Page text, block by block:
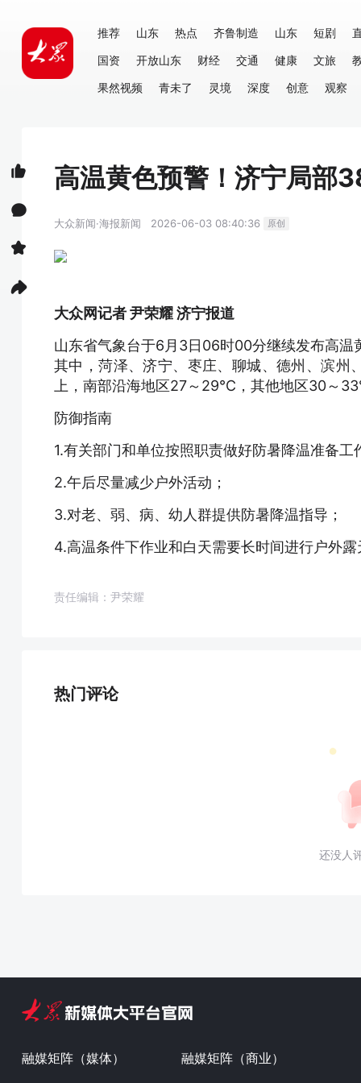
推荐 山东 热点 齐鲁制造 山东 短剧
国资
开放山东 财经 交通 健康 文旅
果然视频
青未了 灵境 深度 创意 观察
高温黄色预警！济宁局
大众新闻·海报新闻 2026-06-03 08:40:36 原创
大众网记者 尹荣耀 济宁报道
山东省气象台于6月3日06时00分继续发布高
其中，菏泽、济宁、枣庄、聊城、德州、滨
上，南部沿海地区27～29℃，其他地区30～
防御指南
1.有关部门和单位按照职责做好防暑降温准备工
2.午后尽量减少户外活动；
3.对老、弱、病、幼人群提供防暑降温指导；
4.高温条件下作业和白天需要长时间进行户外
责任编辑：尹荣耀
热门评论
还没人
融媒矩阵（媒体） 融媒矩阵（商业）